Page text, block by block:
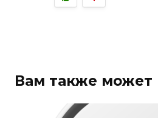
Вам также может